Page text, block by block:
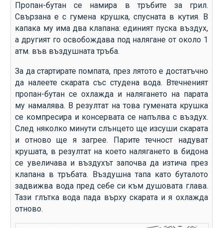
Пропан-бутан се намира в тръбите за грил.
Свързана е с гумена крушка, спусната в кутия. В
капака му има два клапана: единият пуска въздух,
а другият го освобождава под налягане от около 1
атм. във въздушната тръба.
За да стартирате помпата, през лятото е достатъчно
да налеете скарата със студена вода. Втечненият
пропан-бутан се охлажда и налягането на парата
му намалява. В резултат на това гумената крушка
се компресира и консервата се напълва с въздух.
След няколко минути слънцето ще изсуши скарата
и отново ще я загрее. Парите течност надуват
крушата, в резултат на което налягането в бидона
се увеличава и въздухът започва да изтича през
клапана в тръбата. Въздушна тапа като буталото
задвижва вода пред себе си към душовата глава.
Тази глътка вода пада върху скарата и я охлажда
отново.